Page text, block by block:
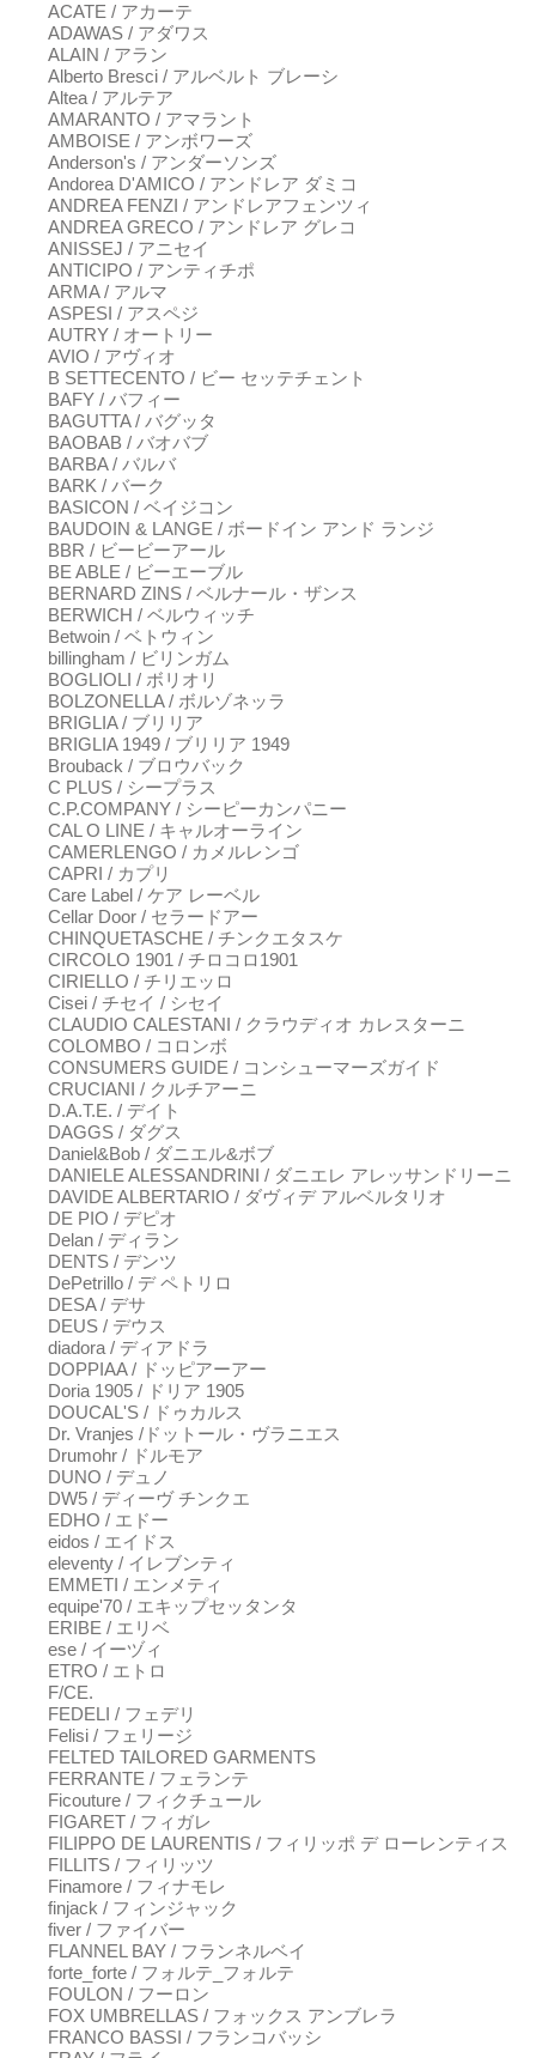
ACATE / アカーテ
ADAWAS / アダワス
ALAIN / アラン
Alberto Bresci / アルベルト ブレーシ
Altea / アルテア
AMARANTO / アマラント
AMBOISE / アンボワーズ
Anderson's / アンダーソンズ
Andorea D'AMICO / アンドレア ダミコ
ANDREA FENZI / アンドレアフェンツィ
ANDREA GRECO / アンドレア グレコ
ANISSEJ / アニセイ
ANTICIPO / アンティチポ
ARMA / アルマ
ASPESI / アスペジ
AUTRY / オートリー
AVIO / アヴィオ
B SETTECENTO / ビー セッテチェント
BAFY / バフィー
BAGUTTA / バグッタ
BAOBAB / バオバブ
BARBA / バルバ
BARK / バーク
BASICON / ベイジコン
BAUDOIN & LANGE / ボードイン アンド ランジ
BBR / ビービーアール
BE ABLE / ビーエーブル
BERNARD ZINS / ベルナール・ザンス
BERWICH / ベルウィッチ
Betwoin / ベトウィン
billingham / ビリンガム
BOGLIOLI / ボリオリ
BOLZONELLA / ボルゾネッラ
BRIGLIA / ブリリア
BRIGLIA 1949 / ブリリア 1949
Brouback / ブロウバック
C PLUS / シープラス
C.P.COMPANY / シーピーカンパニー
CAL O LINE / キャルオーライン
CAMERLENGO / カメルレンゴ
CAPRI / カプリ
Care Label / ケア レーベル
Cellar Door / セラードアー
CHINQUETASCHE / チンクエタスケ
CIRCOLO 1901 / チロコロ1901
CIRIELLO / チリエッロ
Cisei / チセイ / シセイ
CLAUDIO CALESTANI / クラウディオ カレスターニ
COLOMBO / コロンボ
CONSUMERS GUIDE / コンシューマーズガイド
CRUCIANI / クルチアーニ
D.A.T.E. / デイト
DAGGS / ダグス
Daniel&Bob / ダニエル&ボブ
DANIELE ALESSANDRINI / ダニエレ アレッサンドリーニ
DAVIDE ALBERTARIO / ダヴィデ アルベルタリオ
DE PIO / デピオ
Delan / ディラン
DENTS / デンツ
DePetrillo / デ ペトリロ
DESA / デサ
DEUS / デウス
diadora / ディアドラ
DOPPIAA / ドッピアーアー
Doria 1905 / ドリア 1905
DOUCAL'S / ドゥカルス
Dr. Vranjes /ドットール・ヴラニエス
Drumohr / ドルモア
DUNO / デュノ
DW5 / ディーヴ チンクエ
EDHO / エドー
eidos / エイドス
eleventy / イレブンティ
EMMETI / エンメティ
equipe'70 / エキップセッタンタ
ERIBE / エリベ
ese / イーヅィ
ETRO / エトロ
F/CE.
FEDELI / フェデリ
Felisi / フェリージ
FELTED TAILORED GARMENTS
FERRANTE / フェランテ
Ficouture / フィクチュール
FIGARET / フィガレ
FILIPPO DE LAURENTIS / フィリッポ デ ローレンティス
FILLITS / フィリッツ
Finamore / フィナモレ
finjack / フィンジャック
fiver / ファイバー
FLANNEL BAY / フランネルベイ
forte_forte / フォルテ_フォルテ
FOULON / フーロン
FOX UMBRELLAS / フォックス アンブレラ
FRANCO BASSI / フランコバッシ